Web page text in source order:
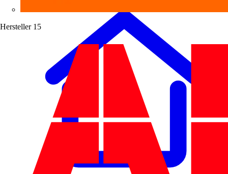
Hersteller 15